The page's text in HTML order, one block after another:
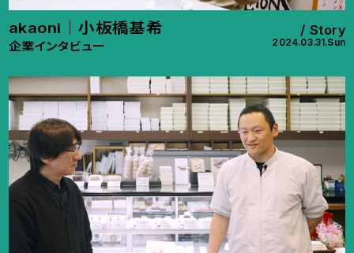
akaoni｜小板橋基希
企業インタビュー
Story
2024.03.31.Sun